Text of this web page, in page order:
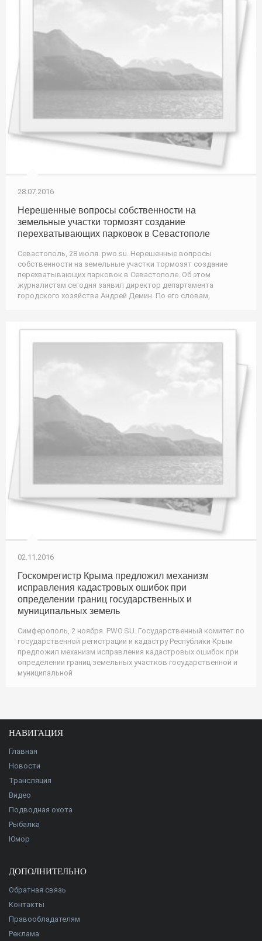
28.07.2016
Нерешенные вопросы собственности на
земельные участки тормозят создание
перехватывающих парковок в Севастополе
Севастополь, 28 июля. pwo.su. Нерешенные вопросы
собственности на земельные участки тормозят создание
перехватывающих парковок в Севастополе. Об этом
журналистам сегодня заявил директор департамента
городского хозяйства Андрей Демин. По его словам,
02.11.2016
Госкомрегистр Крыма предложил механизм
исправления кадастровых ошибок при
определении границ государственных и
муниципальных земель
Симферополь, 2 ноября. PWO.SU. Государственный комитет по
государственной регистрации и кадастру Республики Крым
предложил механизм исправления кадастровых ошибок при
определении границ земельных участков государственной и
муниципальной
НАВИГАЦИЯ
Главная
Новости
Трансляция
Видео
Подводная охота
Рыбалка
Юмор
ДОПОЛНИТЕЛЬНО
Обратная связь
Контакты
Правообладателям
Реклама